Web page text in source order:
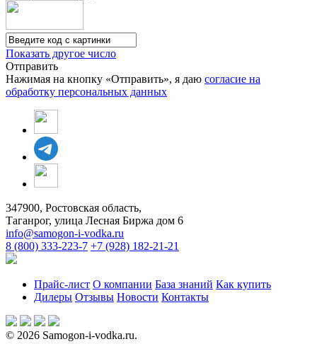
Показать другое число
Отправить
Нажимая на кнопку «Отправить», я даю согласие на
обработку персональных данных
347900, Ростовская область,
Таганрог, улица Лесная Биржа дом 6
info@samogon-i-vodka.ru
8 (800) 333-223-7 +7 (928) 182-21-21
Прайс-лист О компании База знаний Как купить
Дилеры Отзывы Новости Контакты
© 2026 Samogon-i-vodka.ru.